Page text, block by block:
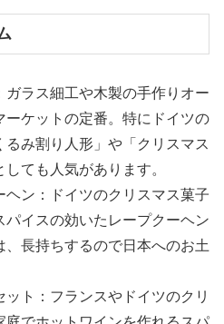
ガラス細工や木製の手作りオー
ケットの定番。特にドイツの
み割り人形」や「クリスマス
ても人気があります。
ヘン：ドイツのクリスマス菓子
イスの効いたレープクーヘン
、長持ちするので日本へのお土
ト：フランスやドイツのクリ